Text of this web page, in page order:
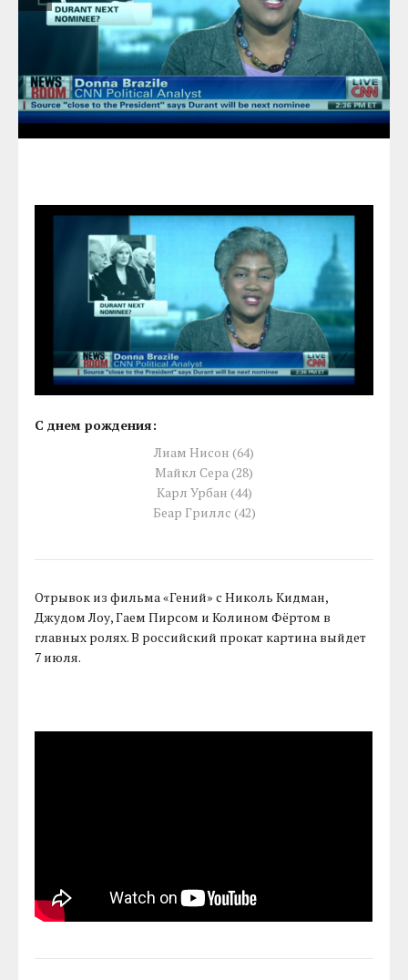
С днем рождения:
Лиам Нисон (64)
Майкл Сера (28)
Карл Урбан (44)
Беар Гриллс (42)
Отрывок из фильма «Гений» с Николь Кидман,
Джудом Лоу, Гаем Пирсом и Колином Фёртом в
главных ролях. В российский прокат картина выйдет
7 июля.